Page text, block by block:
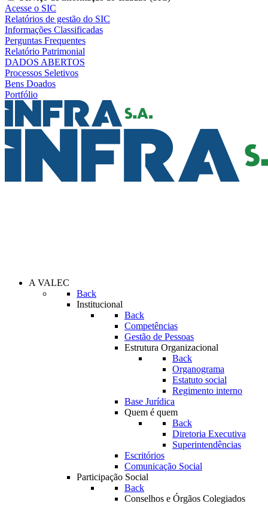
Acesse o SIC
Relatórios de gestão do SIC
Informações Classificadas
Perguntas Frequentes
Relatório Patrimonial
DADOS ABERTOS
Processos Seletivos
Bens Doados
Portfólio
A VALEC
Back
Institucional
Back
Competências
Gestão de Pessoas
Estrutura Organizacional
Back
Organograma
Estatuto social
Regimento interno
Base Jurídica
Quem é quem
Back
Diretoria Executiva
Superintendências
Escritórios
Comunicação Social
Participação Social
Back
Conselhos e Órgãos Colegiados